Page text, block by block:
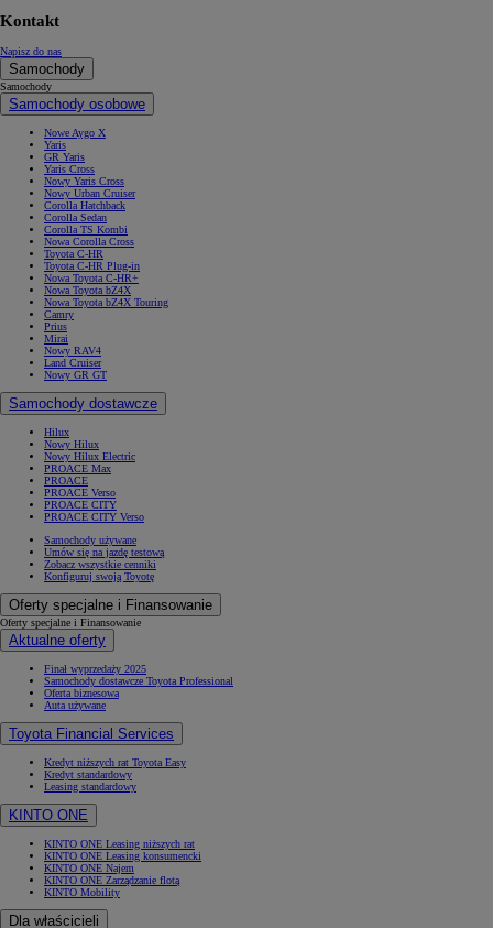
Kontakt
Napisz do nas
Samochody
Samochody
Samochody osobowe
Nowe Aygo X
Yaris
GR Yaris
Yaris Cross
Nowy Yaris Cross
Nowy Urban Cruiser
Corolla Hatchback
Corolla Sedan
Corolla TS Kombi
Nowa Corolla Cross
Toyota C-HR
Toyota C-HR Plug-in
Nowa Toyota C-HR+
Nowa Toyota bZ4X
Nowa Toyota bZ4X Touring
Camry
Prius
Mirai
Nowy RAV4
Land Cruiser
Nowy GR GT
Samochody dostawcze
Hilux
Nowy Hilux
Nowy Hilux Electric
PROACE Max
PROACE
PROACE Verso
PROACE CITY
PROACE CITY Verso
Samochody używane
Umów się na jazdę testową
Zobacz wszystkie cenniki
Konfiguruj swoją Toyotę
Oferty specjalne i Finansowanie
Oferty specjalne i Finansowanie
Aktualne oferty
Finał wyprzedaży 2025
Samochody dostawcze Toyota Professional
Oferta biznesowa
Auta używane
Toyota Financial Services
Kredyt niższych rat Toyota Easy
Kredyt standardowy
Leasing standardowy
KINTO ONE
KINTO ONE Leasing niższych rat
KINTO ONE Leasing konsumencki
KINTO ONE Najem
KINTO ONE Zarządzanie flotą
KINTO Mobility
Dla właścicieli